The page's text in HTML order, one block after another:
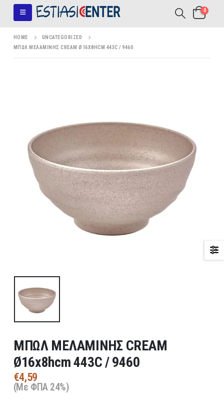
0
HOME
UNCATEGORIZED
ΜΠΩΛ ΜΕΛΑΜΙΝΗΣ CREAM Ø16X8HCM 443C / 9460
ΜΠΩΛ ΜΕΛΑΜΙΝΗΣ CREAM
Ø16x8hcm 443C / 9460
€4,59
(Με ΦΠΑ 24%)